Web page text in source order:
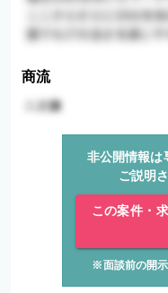
商流
非公開情報は
ご説明
この案件・
※面談前の開示